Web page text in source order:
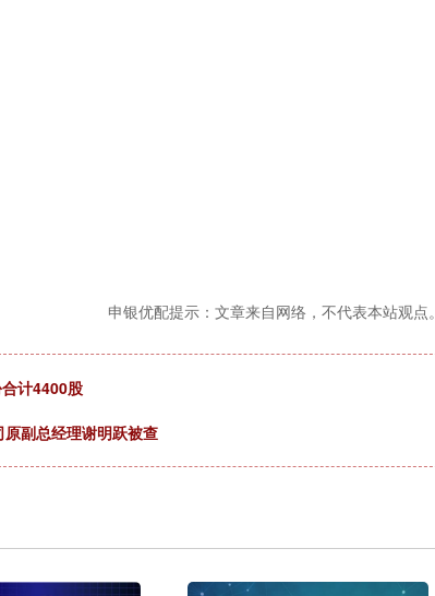
申银优配提示：文章来自网络，不代表本站观点。
计4400股
副总经理谢明跃被查